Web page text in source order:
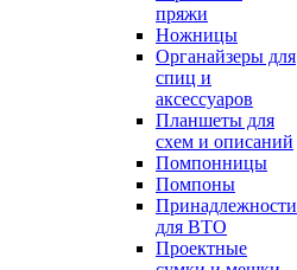
пряжи
Ножницы
Органайзеры для
спиц и
аксессуаров
Планшеты для
схем и описаний
Помпонницы
Помпоны
Принадлежности
для ВТО
Проектные